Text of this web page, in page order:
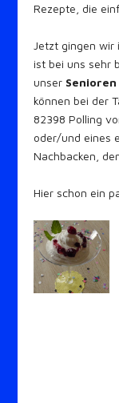
Rezepte, die
Jetzt gingen wir
ist bei uns sehr
unser
können bei der
82398 Polling
oder/und eines
Nachbacken,
Hier schon ein